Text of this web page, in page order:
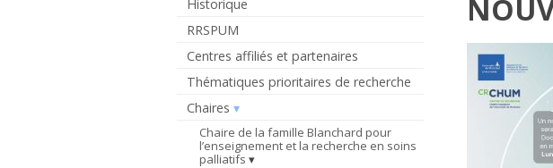
Historique
RRSPUM
Centres affiliés et partenaires
Thématiques prioritaires de recherche
Chaires
Chaire de la famille Blanchard pour
l’enseignement et la recherche en soins
palliatifs